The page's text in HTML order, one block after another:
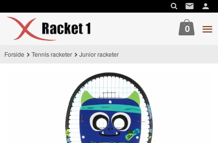
til
innholdet
0
Forside Tennis racketer Junior racketer